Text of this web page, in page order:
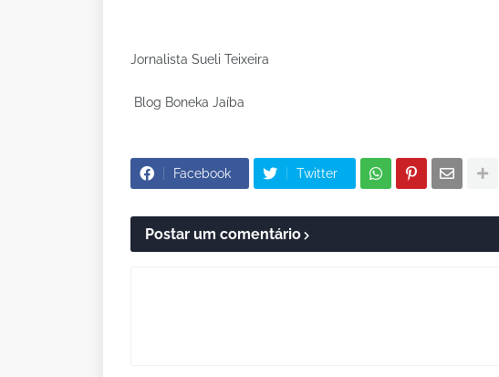
Jornalista Sueli Teixeira
Blog Boneka Jaíba
Facebook Twitter
Postar um comentário